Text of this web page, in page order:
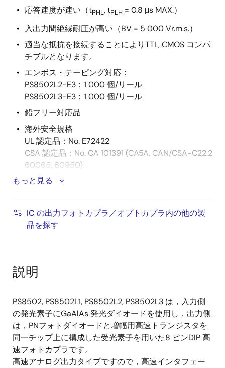
応答速度が速い（tPHL, tPLH = 0.8 μs MAX.）
入出力間絶縁耐圧が高い（BV = 5 000 Vr.m.s.）
適当な抵抗を接続することによりTTL, CMOS コンパ
チブルとなります。
エンボス・テーピング対応：
PS8502L2-E3：1 000 個/リール
PS8502L3-E3：1 000 個/リール
鉛フリー対応品
海外安全規格
UL 認定品：No. E72422
CSA 認定品：No. CA 101391 (CA5A, CAN/CSA-C22.2
60065, 60950)
BSI 認定品：No. 8937, 8938
NEMKO 認定品：No. P06207243
DEMKO 認定品：No. 314091
FIMKO 認定品：No. FI 22827
もっと見る
IC の出力フォトカプラ／オプトカプラ内の他の製
品を探す
説明
PS8502, PS8502L1, PS8502L2, PS8502L3 は，入力側
の発光素子にGaAlAs 発光ダイオードを使用し，出力側
は，PNフォトダイオードと増幅用高速トランジスタを
同一チップ上に構成した受光素子を用いた8 ピンDIP 高
速フォトカプラです。
高速アナログ出力タイプですので，高速インタフェー